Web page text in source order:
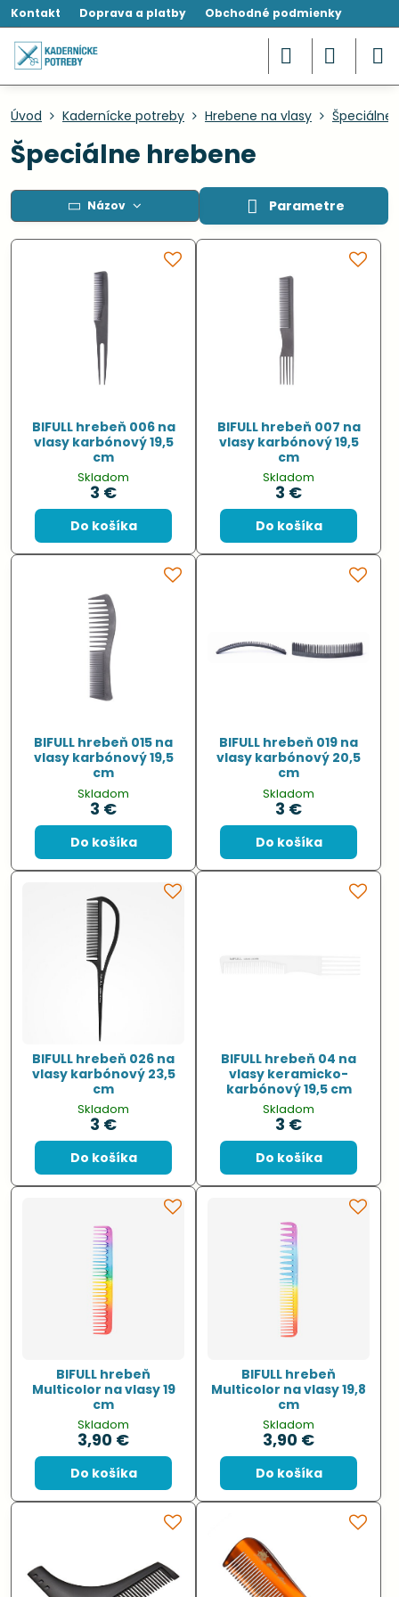
Kontakt Doprava a platby Obchodné podmienky
Úvod Kadernícke potreby Hrebene na vlasy Špeciálne
Špeciálne hrebene
Názov Parametre
BIFULL hrebeň 006 na
vlasy karbónový 19,5
cm
Skladom
3 €
Do košíka
BIFULL hrebeň 007 na
vlasy karbónový 19,5
cm
Skladom
3 €
Do košíka
BIFULL hrebeň 015 na
vlasy karbónový 19,5
cm
Skladom
3 €
Do košíka
BIFULL hrebeň 019 na
vlasy karbónový 20,5
cm
Skladom
3 €
Do košíka
BIFULL hrebeň 026 na
vlasy karbónový 23,5
cm
Skladom
3 €
Do košíka
BIFULL hrebeň 04 na
vlasy keramicko-
karbónový 19,5 cm
Skladom
3 €
Do košíka
BIFULL hrebeň
Multicolor na vlasy 19
cm
Skladom
3,90 €
Do košíka
BIFULL hrebeň
Multicolor na vlasy 19,8
cm
Skladom
3,90 €
Do košíka